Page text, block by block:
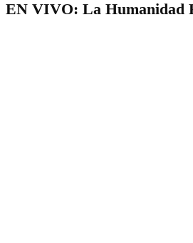
EN VIVO: La Humanidad